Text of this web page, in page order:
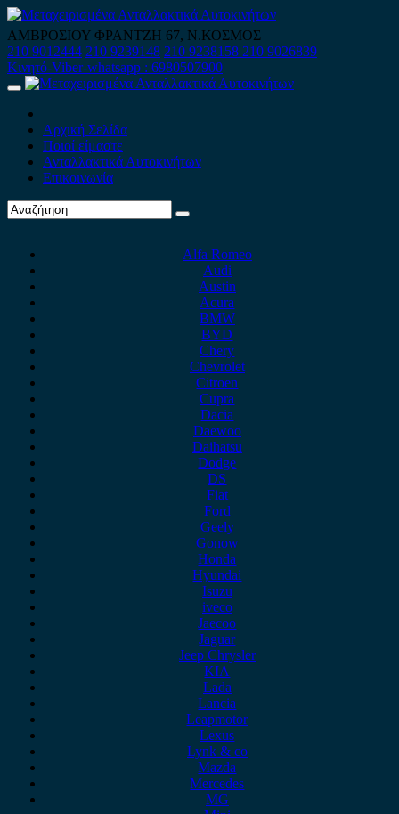
Skip
to
content
ΑΜΒΡΟΣΙΟΥ ΦΡΑΝΤΖΗ 67, Ν.ΚΟΣΜΟΣ
210 9012444 210 9239148 210 9238158 210 9026839
Κινητό-Viber-whatsapp : 6980507900
Primary
Αρχική Σελίδα
Ποιοί είμαστε
Ανταλλακτικά Αυτοκινήτων
Επικοινωνία
Alfa Romeo
Audi
Austin
Acura
BMW
BYD
Chery
Chevrolet
Citroen
Cupra
Dacia
Daewoo
Daihatsu
Dodge
DS
Fiat
Ford
Geely
Gonow
Honda
Hyundai
Isuzu
iveco
Jaecoo
Jaguar
Jeep Chrysler
KIA
Lada
Lancia
Leapmotor
Lexus
Lynk & co
Mazda
Mercedes
MG